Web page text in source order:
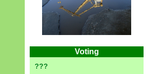
Voting
???